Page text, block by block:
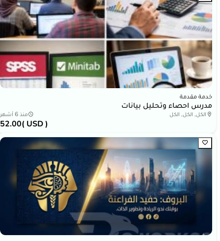
خدمة مقدمة
مدرس احصاء وتحليل بيانات
الكل, الكل, الكل منذ 6 أشهر
52.00 ( USD )